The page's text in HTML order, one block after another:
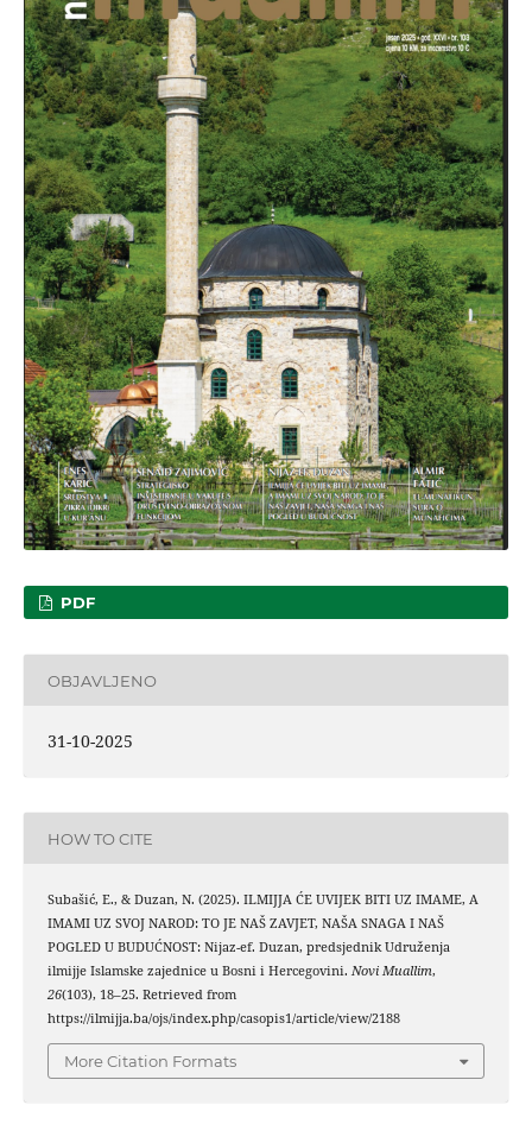
PDF
OBJAVLJENO
31-10-2025
HOW TO CITE
Subašić, E., & Duzan, N. (2025). ILMIJJA ĆE UVIJEK BITI UZ IMAME, A
IMAMI UZ SVOJ NAROD: TO JE NAŠ ZAVJET, NAŠA SNAGA I NAŠ
POGLED U BUDUĆNOST: Nijaz-ef. Duzan, predsjednik Udruženja
ilmijje Islamske zajednice u Bosni i Hercegovini. Novi Muallim,
26(103), 18–25. Retrieved from
https://ilmijja.ba/ojs/index.php/casopis1/article/view/2188
More Citation Formats